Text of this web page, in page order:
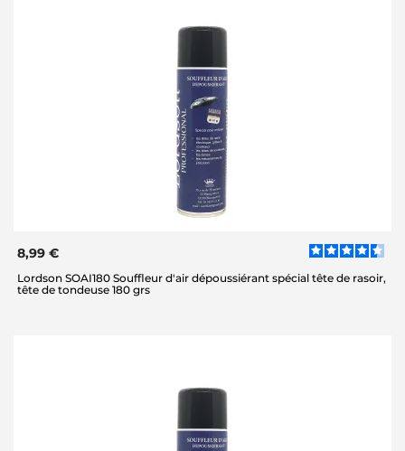
8,99 €
Lordson SOAI180 Souffleur d'air dépoussiérant spécial tête de rasoir,
tête de tondeuse 180 grs